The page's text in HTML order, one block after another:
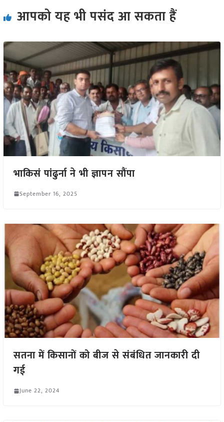
आपको यह भी पसंद आ सकता हैं
भाकिसं पांढुर्ना ने भी ज्ञापन सौंपा
September 16, 2025
सतना में किसानों को बीज से संबंधित जानकारी दी
गई
June 22, 2024